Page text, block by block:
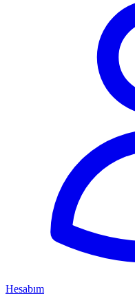
Hesabım